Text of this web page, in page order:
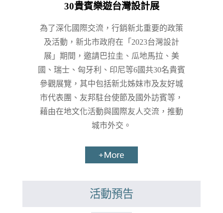
30貴賓樂遊台灣設計展
為了深化國際交流，行銷新北重要的政策
及活動，新北市政府在「2023台灣設計
展」期間，邀請巴拉圭、瓜地馬拉、美
國、瑞士、匈牙利、印尼等6國共30名貴賓
參觀展覽，其中包括新北姊妹市及友好城
市代表團、友邦駐台使節及國外訪賓等，
藉由在地文化活動與國際友人交流，推動
城市外交。
活動預告